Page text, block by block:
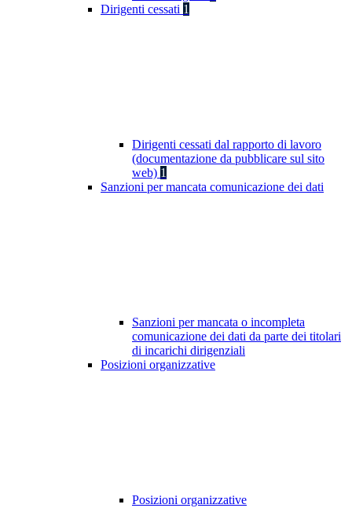
Dirigenti cessati 1
Dirigenti cessati dal rapporto di lavoro
(documentazione da pubblicare sul sito
web) 1
Sanzioni per mancata comunicazione dei dati
Sanzioni per mancata o incompleta
comunicazione dei dati da parte dei titolari
di incarichi dirigenziali
Posizioni organizzative
Posizioni organizzative